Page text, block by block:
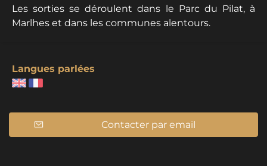
Les sorties se déroulent dans le Parc du Pilat, à
Marlhes et dans les communes alentours.
Langues parlées
Contacter par email